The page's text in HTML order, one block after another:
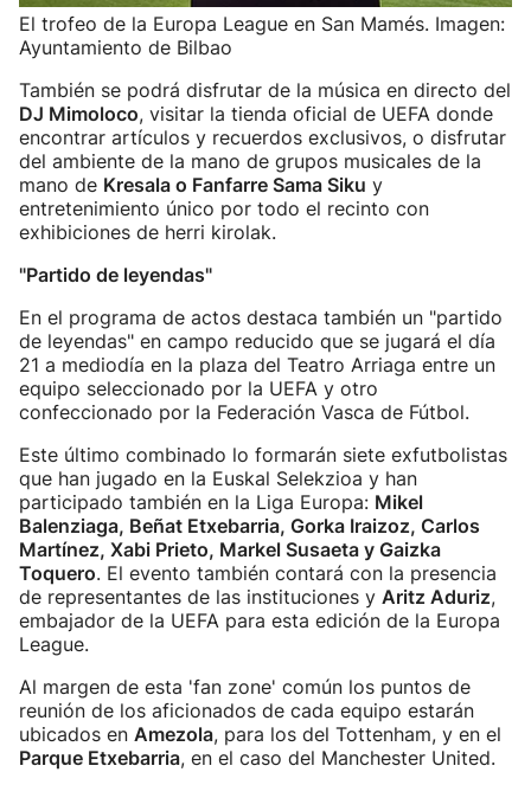
El trofeo de la Europa League en San Mamés. Imagen:
Ayuntamiento de Bilbao
También se podrá disfrutar de la música en directo del
DJ Mimoloco, visitar la tienda oficial de UEFA donde
encontrar artículos y recuerdos exclusivos, o disfrutar
del ambiente de la mano de grupos musicales de la
mano de Kresala o Fanfarre Sama Siku y
entretenimiento único por todo el recinto con
exhibiciones de herri kirolak.
"Partido de leyendas"
En el programa de actos destaca también un "partido
de leyendas" en campo reducido que se jugará el día
21 a mediodía en la plaza del Teatro Arriaga entre un
equipo seleccionado por la UEFA y otro
confeccionado por la Federación Vasca de Fútbol.
Este último combinado lo formarán siete exfutbolistas
que han jugado en la Euskal Selekzioa y han
participado también en la Liga Europa: Mikel
Balenziaga, Beñat Etxebarria, Gorka Iraizoz, Carlos
Martínez, Xabi Prieto, Markel Susaeta y Gaizka
Toquero. El evento también contará con la presencia
de representantes de las instituciones y Aritz Aduriz,
embajador de la UEFA para esta edición de la Europa
League.
Al margen de esta 'fan zone' común los puntos de
reunión de los aficionados de cada equipo estarán
ubicados en Amezola, para los del Tottenham, y en el
Parque Etxebarria, en el caso del Manchester United.